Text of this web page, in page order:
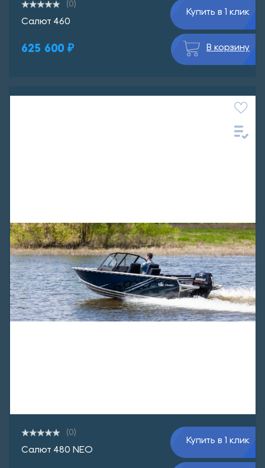
(0)
Салют 460
625 600 ₽
Купить в 1 клик
В корзину
(0)
Салют 480 NEO
Купить в 1 клик